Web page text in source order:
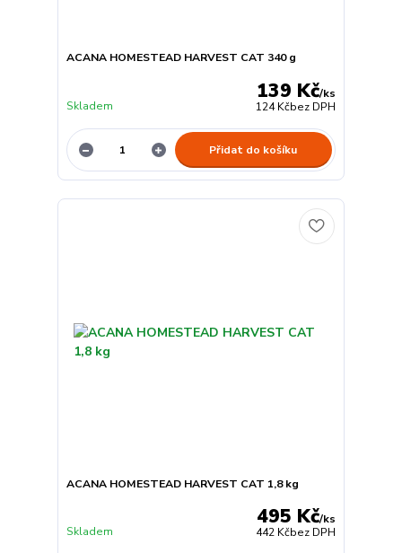
ACANA HOMESTEAD HARVEST CAT 340 g
139 Kč/ks
124 Kčbez DPH
Skladem
Přidat do košíku
ACANA HOMESTEAD HARVEST CAT 1,8 kg
495 Kč/ks
442 Kčbez DPH
Skladem